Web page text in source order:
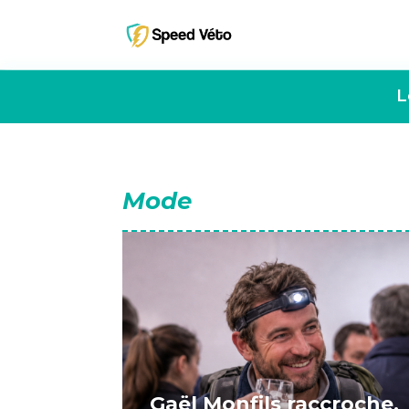
Mode
Gaël Monfils raccroche,